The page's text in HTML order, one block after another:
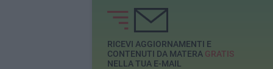
RICEVI AGGIORNAMENTI E
CONTENUTI DA MATERA GRATIS
NELLA TUA E-MAIL